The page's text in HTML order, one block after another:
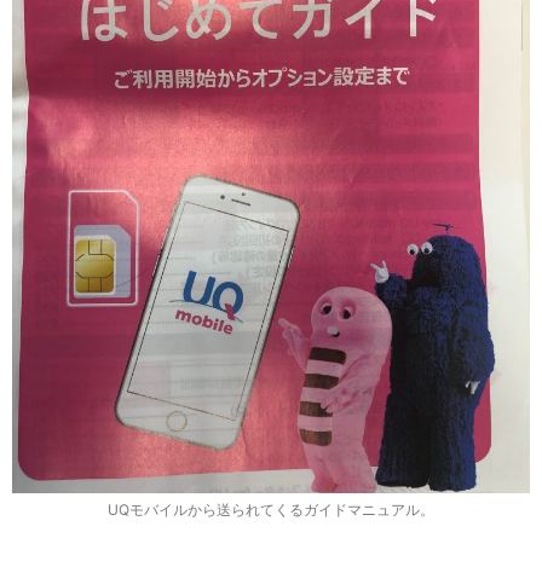
UQモバイルから送られてくるガイドマニュアル。